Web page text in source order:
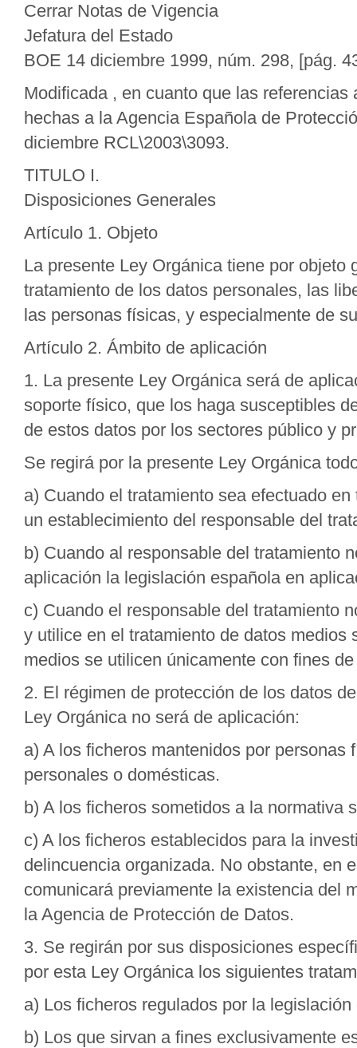
Cerrar Notas de Vigencia
Jefatura del Estado
BOE 14 diciembre 1999, núm. 298, [pág.
Modificada , en cuanto que las
hechas a la Agencia Española de
diciembre RCL\2003\3093.
TITULO I.
Disposiciones Generales
Artículo 1. Objeto
La presente Ley Orgánica tiene por objeto
tratamiento de los datos personales, las
las personas físicas, y especialmente de
Artículo 2. Ámbito de aplicación
1. La presente Ley Orgánica será de
soporte físico, que los haga susceptibles
de estos datos por los sectores público y
Se regirá por la presente Ley Orgánica
a) Cuando el tratamiento sea efectuado
un establecimiento del responsable del
b) Cuando al responsable del tratamiento
aplicación la legislación española en
c) Cuando el responsable del tratamiento
y utilice en el tratamiento de datos
medios se utilicen únicamente con fines
2. El régimen de protección de los datos
Ley Orgánica no será de aplicación:
a) A los ficheros mantenidos por
personales o domésticas.
b) A los ficheros sometidos a la normativa
c) A los ficheros establecidos para la
delincuencia organizada. No obstante, en
comunicará previamente la existencia del
la Agencia de Protección de Datos.
3. Se regirán por sus disposiciones
por esta Ley Orgánica los siguientes
a) Los ficheros regulados por la
b) Los que sirvan a fines exclusivamente